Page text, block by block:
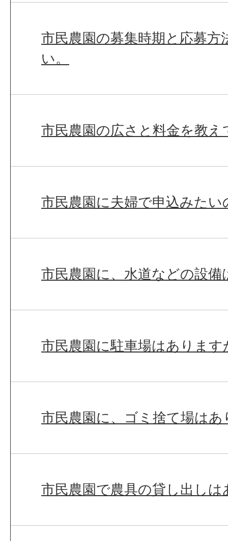
市民農園の募集時期と応募
い。
市民農園の広さと料金を教
市民農園に夫婦で申込みたい
市民農園に、水道などの設
市民農園に駐車場はあります
市民農園に、ゴミ捨て場は
市民農園で農具の貸し出し